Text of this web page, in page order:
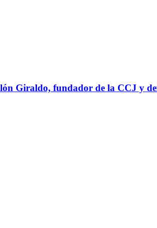
Giraldo, fundador de la CCJ y